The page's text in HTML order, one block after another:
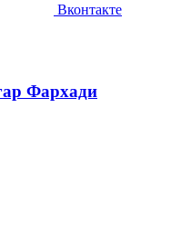
Вконтакте
Фархади